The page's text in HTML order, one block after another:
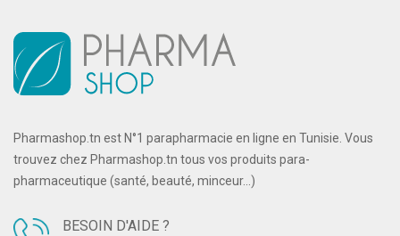
Pharmashop.tn est N°1 parapharmacie en ligne en Tunisie. Vous
trouvez chez Pharmashop.tn tous vos produits para-
pharmaceutique (santé, beauté, minceur...)
BESOIN D'AIDE ?